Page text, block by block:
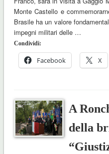
Monte Castello e
Brasile ha un valore
impegni militari delle …
Condividi:
Facebook X
A
della